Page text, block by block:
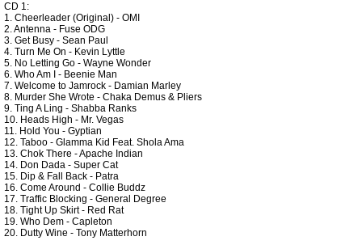
CD 1:
1. Cheerleader (Original) - OMI
2. Antenna - Fuse ODG
3. Get Busy - Sean Paul
4. Turn Me On - Kevin Lyttle
5. No Letting Go - Wayne Wonder
6. Who Am I - Beenie Man
7. Welcome to Jamrock - Damian Marley
8. Murder She Wrote - Chaka Demus & Pliers
9. Ting A Ling - Shabba Ranks
10. Heads High - Mr. Vegas
11. Hold You - Gyptian
12. Taboo - Glamma Kid Feat. Shola Ama
13. Chok There - Apache Indian
14. Don Dada - Super Cat
15. Dip & Fall Back - Patra
16. Come Around - Collie Buddz
17. Traffic Blocking - General Degree
18. Tight Up Skirt - Red Rat
19. Who Dem - Capleton
20. Dutty Wine - Tony Matterhorn